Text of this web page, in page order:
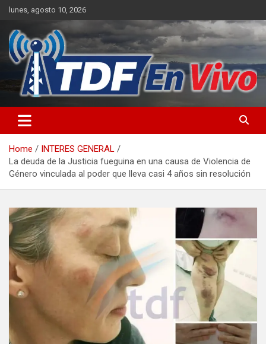
Skip
content
lunes, agosto 10, 2026
Home
INTERES GENERAL
La deuda de la Justicia fueguina en una causa de Violencia de
Género vinculada al poder que lleva casi 4 años sin resolución